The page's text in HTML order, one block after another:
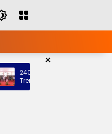
×
240 Siswa Siap Tempati Sekolah
Trenggalek, Pemkab: Bukti Nyata
Hadir untuk Anak Kurang Mampu